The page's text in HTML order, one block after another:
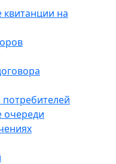
квитанции на
очереди